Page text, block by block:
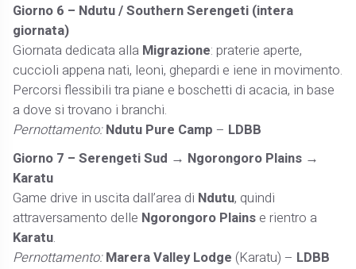
Giorno 6 – Ndutu / Southern Serengeti (intera
giornata)
Giornata dedicata alla Migrazione: praterie aperte,
cuccioli appena nati, leoni, ghepardi e iene in movimento.
Percorsi flessibili tra piane e boschetti di acacia, in base
a dove si trovano i branchi.
Pernottamento:Ndutu Pure Camp – LDBB
Giorno 7 – Serengeti Sud → Ngorongoro Plains →
Karatu
Game drive in uscita dall’area di Ndutu, quindi
attraversamento delle Ngorongoro Plainse rientro a
Karatu.
Pernottamento:Marera Valley Lodge (Karatu) – LDBB